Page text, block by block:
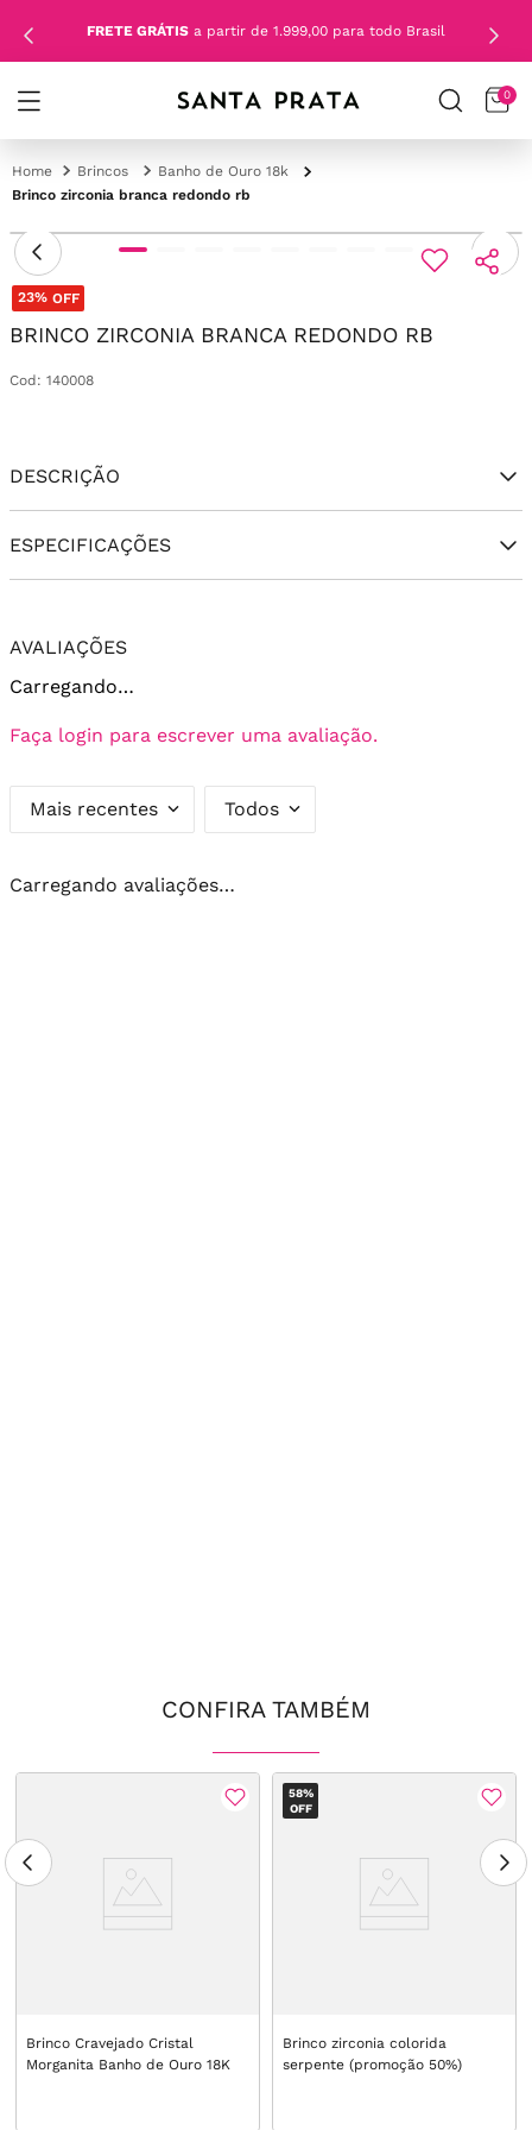
FRETE GRÁTIS a partir de 1.999,00 para todo Brasil
0
Brincos
Banho de Ouro 18k
Brinco zirconia branca redondo rb
23% OFF
BRINCO ZIRCONIA BRANCA REDONDO RB
Cod : 140008
DESCRIÇÃO
ESPECIFICAÇÕES
AVALIAÇÕES
Carregando…
Faça login para escrever uma avaliação.
Mais recentes Todos
Carregando avaliações…
CONFIRA TAMBÉM
Brinco Cravejado Cristal
Morganita Banho de Ouro 18K
58%
OFF
Brinco zirconia colorida
serpente (promoção 50%)